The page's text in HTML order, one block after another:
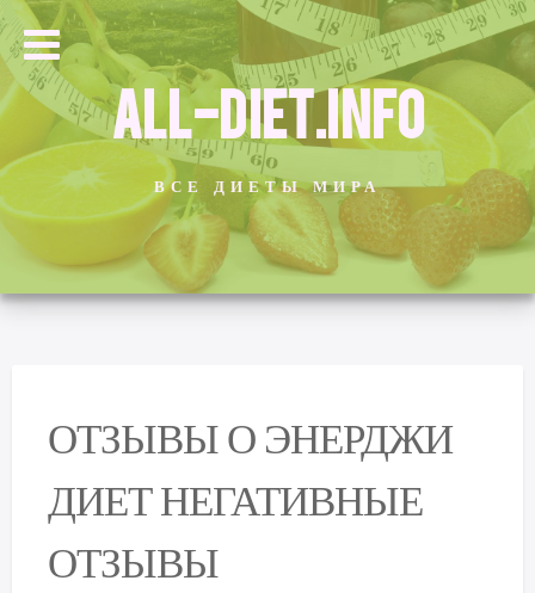
ALL-DIET.INFO
ВСЕ ДИЕТЫ МИРА
ОТЗЫВЫ О ЭНЕРДЖИ
ДИЕТ НЕГАТИВНЫЕ
ОТЗЫВЫ